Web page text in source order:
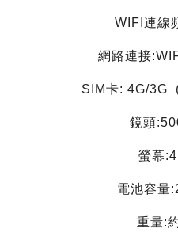
WIFI連線
網路連接
SIM卡: 4G/3G
鏡頭
螢幕
電池容量
重量: